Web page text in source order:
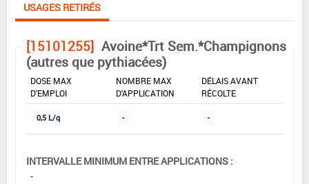
USAGES RETIRÉS
[15101255] Avoine*Trt Sem.*Champignons
(autres que pythiacées)
DOSE MAX
D'EMPLOI
NOMBRE MAX
D'APPLICATION
DÉLAIS AVANT
RÉCOLTE
0,5 L/q - -
INTERVALLE MINIMUM ENTRE APPLICATIONS :
-